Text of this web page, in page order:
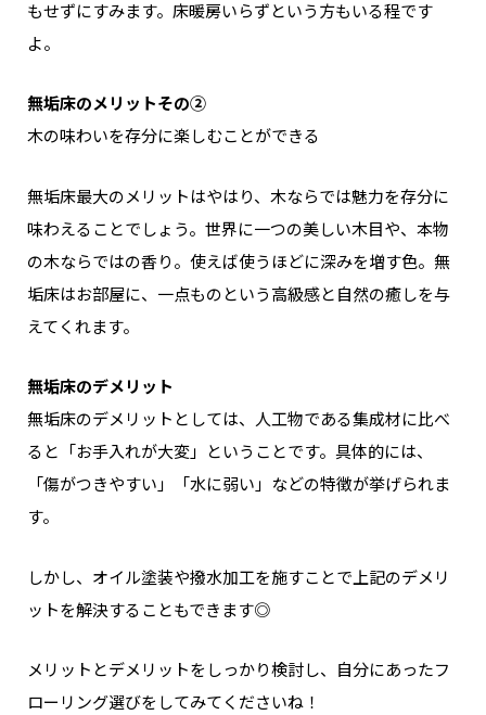
もせずにすみます。床暖房いらずという方もいる程です
よ。
無垢床のメリットその②
木の味わいを存分に楽しむことができる
無垢床最大のメリットはやはり、木ならでは魅力を存分に
味わえることでしょう。 世界に一つの美しい木目や、本物
の木ならではの香り。使えば使うほどに深みを増す色。 無
垢床はお部屋に、一点ものという高級感と自然の癒しを与
えてくれます。
無垢床のデメリット
無垢床のデメリットとしては、 人工物である集成材に比べ
ると「お手入れが大変」ということです。 具体的には、
「傷がつきやすい」「水に弱い」などの特徴が挙げられま
す。
しかし、オイル塗装や撥水加工を施すことで上記のデメリ
ットを解決することもできます◎
メリットとデメリットをしっかり検討し、 自分にあったフ
ローリング選びをしてみてくださいね！